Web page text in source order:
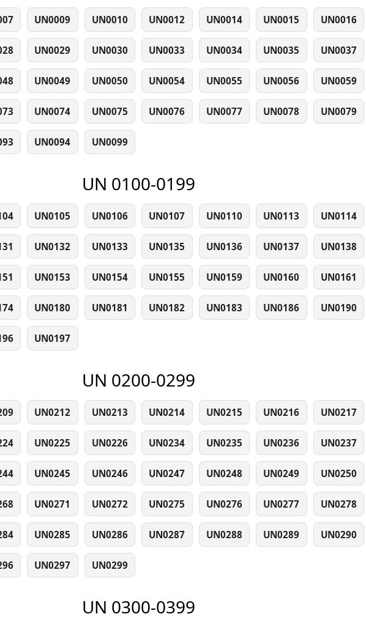
UN0009 UN0010 UN0012 UN0014 UN0015 UN0016
UN0029 UN0030 UN0033 UN0034 UN0035 UN0037
UN0049 UN0050 UN0054 UN0055 UN0056 UN0059
UN0074 UN0075 UN0076 UN0077 UN0078 UN0079
UN0094 UN0099
UN 0100-0199
UN0105 UN0106 UN0107 UN0110 UN0113 UN0114
UN0132 UN0133 UN0135 UN0136 UN0137 UN0138
UN0153 UN0154 UN0155 UN0159 UN0160 UN0161
UN0180 UN0181 UN0182 UN0183 UN0186 UN0190
UN0197
UN 0200-0299
UN0212 UN0213 UN0214 UN0215 UN0216 UN0217
UN0225 UN0226 UN0234 UN0235 UN0236 UN0237
UN0245 UN0246 UN0247 UN0248 UN0249 UN0250
UN0271 UN0272 UN0275 UN0276 UN0277 UN0278
UN0285 UN0286 UN0287 UN0288 UN0289 UN0290
UN0297 UN0299
UN 0300-0399